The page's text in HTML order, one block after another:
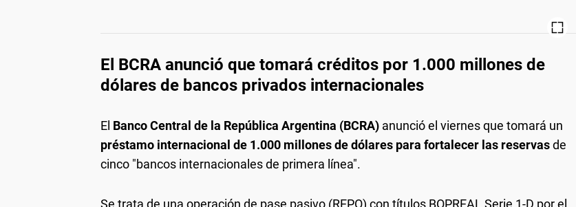
El BCRA anunció que tomará créditos por 1.000 millones de
dólares de bancos privados internacionales
El Banco Central de la República Argentina (BCRA) anunció el viernes que tomará un
préstamo internacional de 1.000 millones de dólares para fortalecer las reservasde
cinco "bancos internacionales de primera línea".
Se trata de una operación de pase pasivo (REPO) con títulos BOPREAL Serie 1-D por el